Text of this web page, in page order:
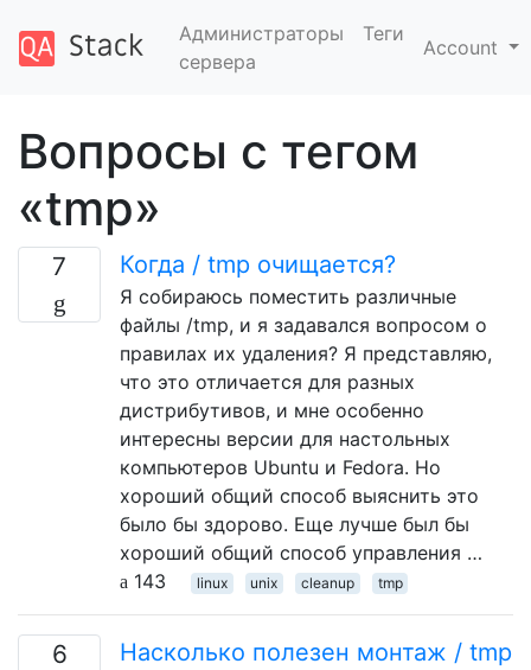
Администраторы
сервера
Теги
Account
Вопросы с тегом
«tmp»
7 Когда / tmp очищается?
Я собираюсь поместить различные
файлы /tmp, и я задавался вопросом о
правилах их удаления? Я представляю,
что это отличается для разных
дистрибутивов, и мне особенно
интересны версии для настольных
компьютеров Ubuntu и Fedora. Но
хороший общий способ выяснить это
было бы здорово. Еще лучше был бы
хороший общий способ управления …
143
linux unix cleanup tmp
6
Насколько полезен монтаж / tmp